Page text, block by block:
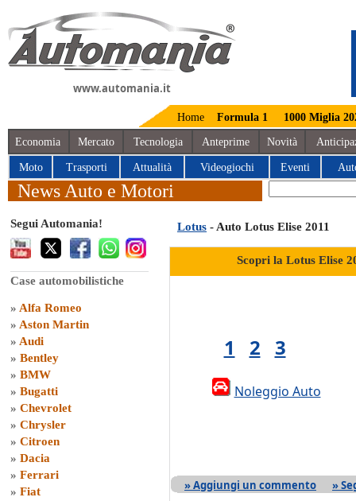
www.automania.it
Home Formula 1 1000 Miglia
Economia Mercato Tecnologia Anteprime Novità
Moto Trasporti Attualità Videogiochi Eventi
News Auto e Motori
Segui Automania!
Case automobilistiche
» Alfa Romeo
» Aston Martin
» Audi
» Bentley
» BMW
» Bugatti
» Chevrolet
» Chrysler
» Citroen
» Dacia
» Ferrari
» Fiat
Lotus - Auto Lotus Elise 2011
Scopri la Lotus Elise
1 2 3
Noleggio Auto
» Aggiungi un commento »